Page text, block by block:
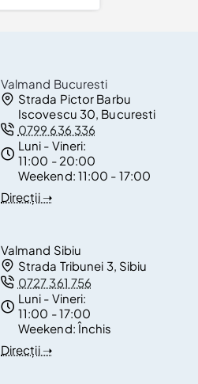
Valmand Bucuresti
Strada Pictor Barbu
Iscovescu 30, Bucuresti
0799 636 336
Luni - Vineri:
11:00 - 20:00
Weekend: 11:00 - 17:00
Direcții ➝
Valmand Sibiu
Strada Tribunei 3, Sibiu
0727 361 756
Luni - Vineri:
11:00 - 17:00
Weekend:Închis
Direcții ➝